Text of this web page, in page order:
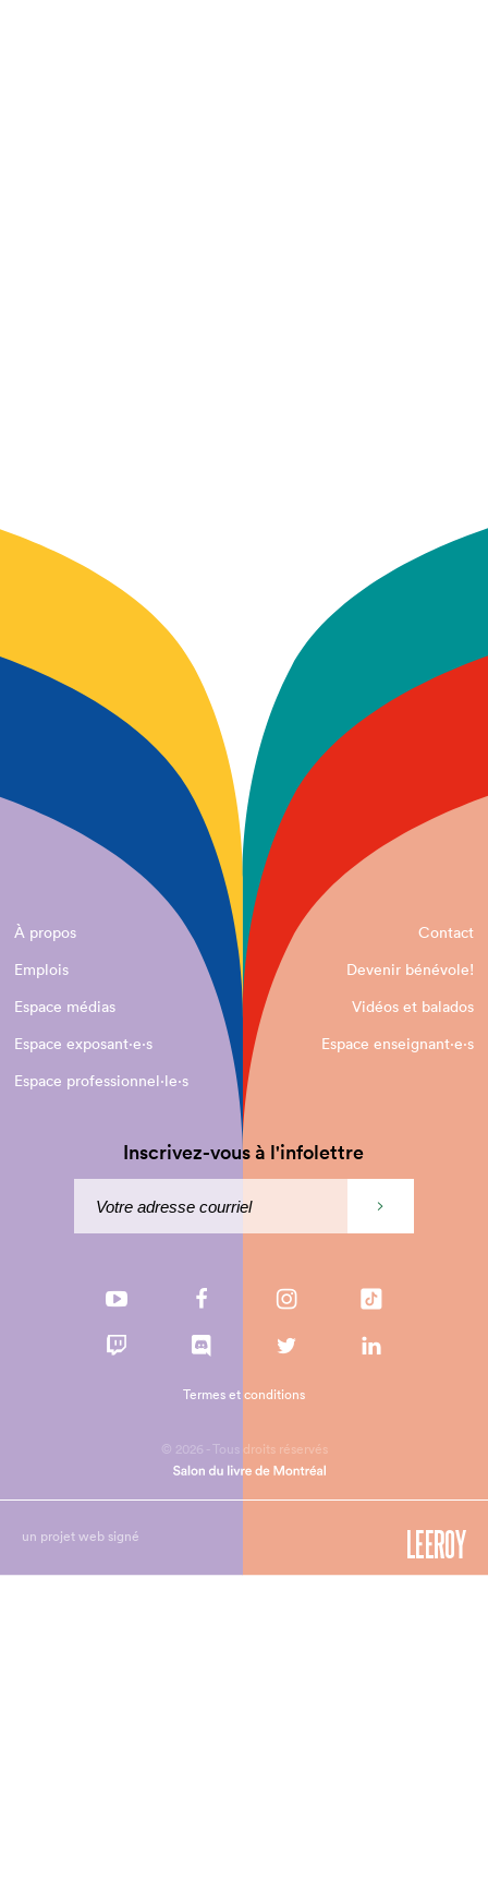
À propos
Contact
Emplois
Devenir bénévole!
Espace médias
Vidéos et balados
Espace exposant·e⋅s
Espace enseignant·e⋅s
Espace professionnel·le⋅s
Inscrivez-vous à l'infolettre
© 2026 - Tous droits réservés
Termes et conditions
un projet web signé